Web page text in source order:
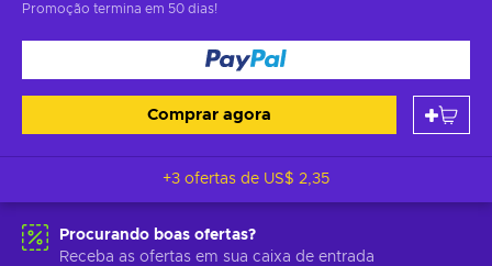
Promoção termina em 50 dias!
Comprar agora
+3 ofertas de US$ 2,35
Procurando boas ofertas?
Receba as ofertas em sua caixa de entrada